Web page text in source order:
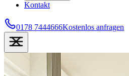
Kontakt
0178 7444666Kostenlos anfragen